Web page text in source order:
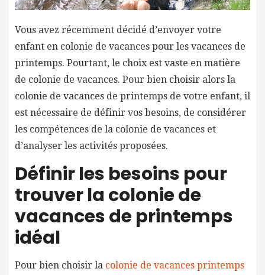
Vous avez récemment décidé d’envoyer votre
enfant en colonie de vacances pour les vacances de
printemps. Pourtant, le choix est vaste en matière
de colonie de vacances. Pour bien choisir alors la
colonie de vacances de printemps de votre enfant, il
est nécessaire de définir vos besoins, de considérer
les compétences de la colonie de vacances et
d’analyser les activités proposées.
Définir les besoins pour
trouver la colonie de
vacances de printemps
idéal
Pour bien choisir la colonie de vacances printemps